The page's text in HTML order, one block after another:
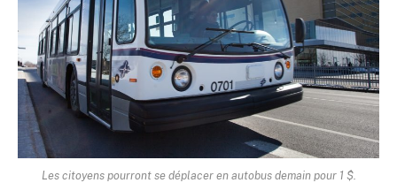
Les citoyens pourront se déplacer en autobus demain pour 1 $.